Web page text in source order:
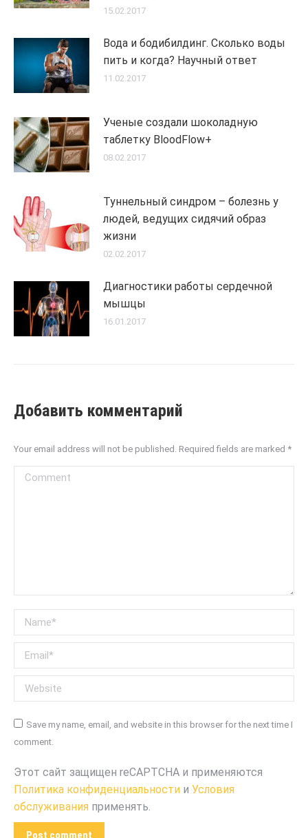
15.02.2017
Вода и бодибилдинг. Сколько воды
пить и когда? Научный ответ
11.02.2017
Ученые создали шоколадную
таблетку BloodFlow+
08.02.2017
Туннельный синдром – болезнь у
людей, ведущих сидячий образ
жизни
02.02.2017
Диагностики работы сердечной
мышцы
16.01.2017
Добавить комментарий
Your email address will not be published. Required fields are marked *
Comment
Name *
Email *
Website
Save my name, email, and website in this browser for the next time I
comment.
Этот сайт защищен reCAPTCHA и применяются
Политика конфиденциальности и Условия
обслуживания применять.
Post comment